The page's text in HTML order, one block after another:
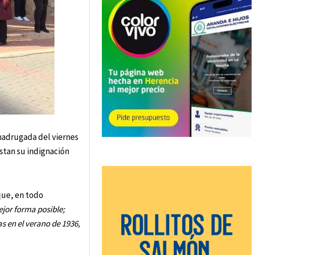
del viernes
su indignación
en todo
forma posible;
en el verano de 1936,